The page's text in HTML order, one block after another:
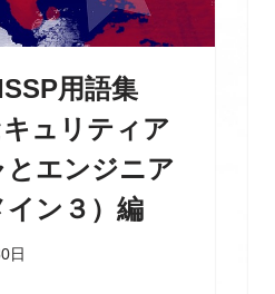
用語集
キュリティア
エンジニア
イン３）編
日